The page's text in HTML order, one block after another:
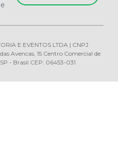
E EVENTOS LTDA | CNPJ
Avencas, 15 Centro Comercial de
- Brasil CEP: 06453-031